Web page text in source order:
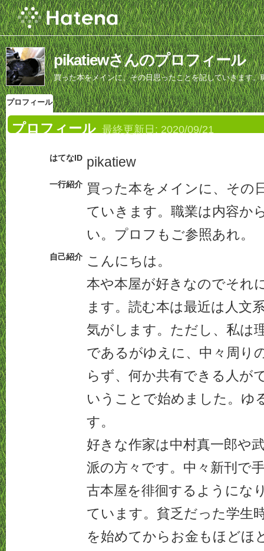
pikatiewさんのプロフィール
買った本をメインに、その日思ったことを記していきます
プロフィール
プロフィール 最終更新日: 2020/09/21
はてなID pikatiew
一行紹介 買った本をメインに、その
ていきます。職業は内容か
い。プロフもご参照あれ。
自己紹介 こんにちは。
本や本屋が好きなのでそれ
ます。読む本は最近は人文
気がします。ただし、私は
であるがゆえに、中々周り
らず、何か共有できる人が
いうことで始めました。ゆ
す。
好きな作家は中村真一郎や
派の方々です。中々新刊で
古本屋を徘徊するようにな
ています。貧乏だった学生
を始めてからお金もほどほ